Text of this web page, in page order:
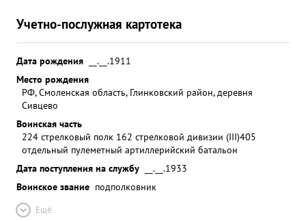
Учетно-послужная картотека
Дата рождения
__.__.1911
Место рождения
РФ, Смоленская область, Глинковский район, деревня
Сивцево
Воинская часть
224 стрелковый полк 162 стрелковой дивизии (III)405
отдельный пулеметный артиллерийский батальон
Дата поступления на службу
__.__.1933
Воинское звание подполковник
Ещё